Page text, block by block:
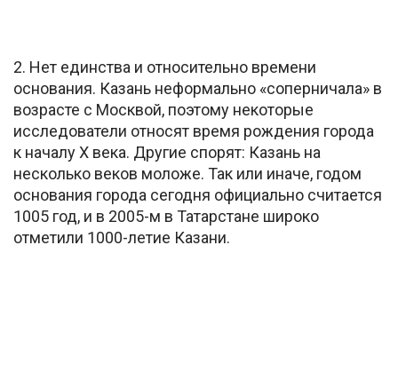
2. Нет единства и относительно времени
основания. Казань неформально «соперничала» в
возрасте с Москвой, поэтому некоторые
исследователи относят время рождения города
к началу X века. Другие спорят: Казань на
несколько веков моложе. Так или иначе, годом
основания города сегодня официально считается
1005 год, и в 2005-м в Татарстане широко
отметили 1000-летие Казани.